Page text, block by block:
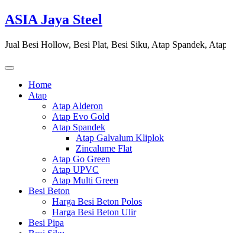
Skip
to
ASIA Jaya Steel
Jual Besi Hollow, Besi Plat, Besi Siku, Atap Spandek,
Home
Atap
Atap Alderon
Atap Evo Gold
Atap Spandek
Atap Galvalum Kliplok
Zincalume Flat
Atap Go Green
Atap UPVC
Atap Multi Green
Besi Beton
Harga Besi Beton Polos
Harga Besi Beton Ulir
Besi Pipa